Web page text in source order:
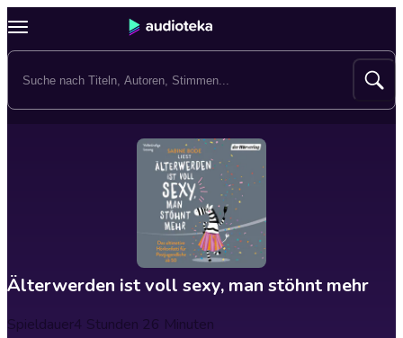
Älterwerden ist voll sexy, man stöhnt mehr
Spieldauer4 Stunden 26 Minuten